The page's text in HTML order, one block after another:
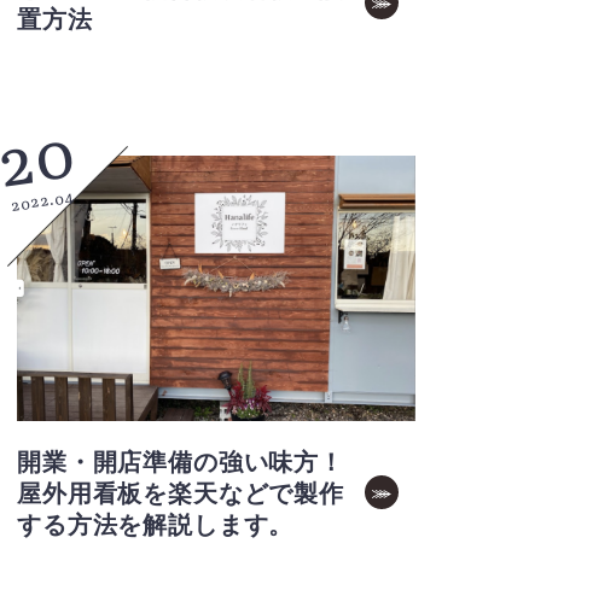
置方法
20
2022.04
開業・開店準備の強い味方！
屋外用看板を楽天などで製作
する方法を解説します。